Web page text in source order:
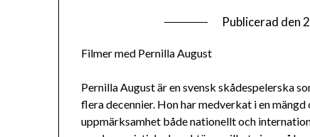
Publicerad den
Filmer med Pernilla August
Pernilla August är en svensk skådespelerska
flera decennier. Hon har medverkat i en
uppmärksamhet både nationellt och